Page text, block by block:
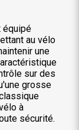
équipé
au vélo
une
sur des
grosse
à
sécurité.